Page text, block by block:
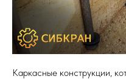
Каркасные конструкции,